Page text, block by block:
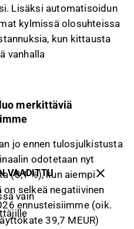
Lisäksi automatisoidun
kylmissä olosuhteissa
kun kittausta
vanhalla
merkittäviä
jo ennen tulosjulkistusta
odotetaan nyt
(8,1 %), kun aiempi
on selkeä negatiivinen
ennusteisiimme (oik.
39,7 MEUR)
VAADITTU
vain